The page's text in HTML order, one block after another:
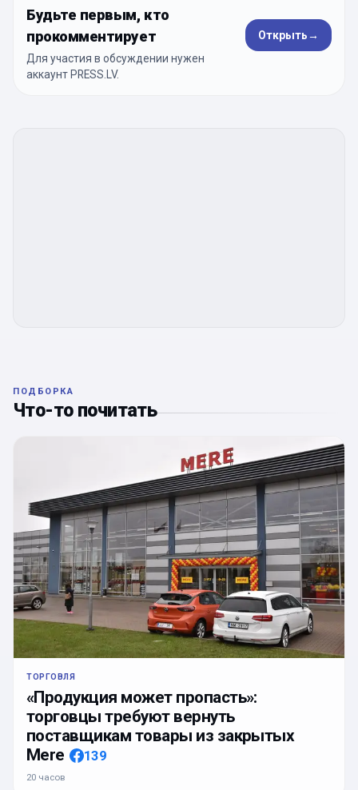
Будьте первым, кто
прокомментирует
Для участия в обсуждении нужен
аккаунт PRESS.LV.
Открыть→
ПОДБОРКА
Что-то почитать
ТОРГОВЛЯ
«Продукция может пропасть»:
торговцы требуют вернуть
поставщикам товары из закрытых
Mere
139
20 часов